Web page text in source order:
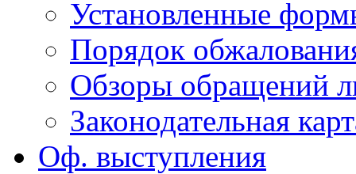
Установленные
Порядок
Обзоры обращений
Законодательная
Оф. выступления